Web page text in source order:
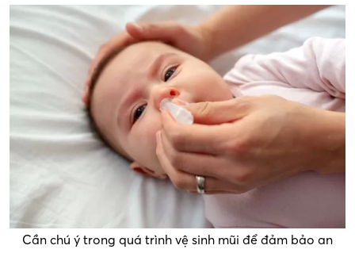
Cần chú ý trong quá trình vệ sinh mũi để đảm bảo an